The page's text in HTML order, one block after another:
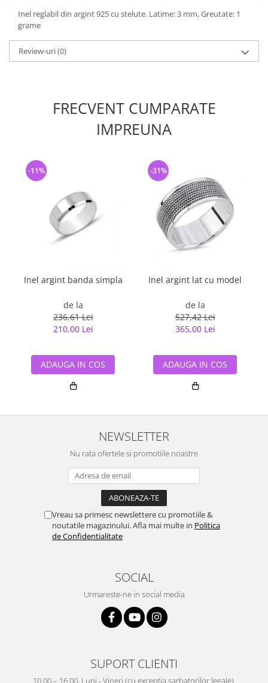
Inel reglabil din argint 925 cu stelute. Latime: 3 mm, Greutate: 1
grame
Review-uri(0)
FRECVENT CUMPARATE
IMPREUNA
Inel argint banda simpla
de la
236,61 Lei
210,00 Lei
-11%
ADAUGA IN COS
Inel argint lat cu model
de la
527,42 Lei
365,00 Lei
-31%
ADAUGA IN COS
NEWSLETTER
Nu rata ofertele si promotiile noastre
Vreau sa primesc newslettere cu promotiile &
noutatile magazinului. Afla mai multe in Politica
de Confidentialitate
SOCIAL
Urmareste-ne in social media
SUPORT CLIENTI
10.00 – 16.00, Luni - Vineri (cu exceptia sarbatorilor legale).